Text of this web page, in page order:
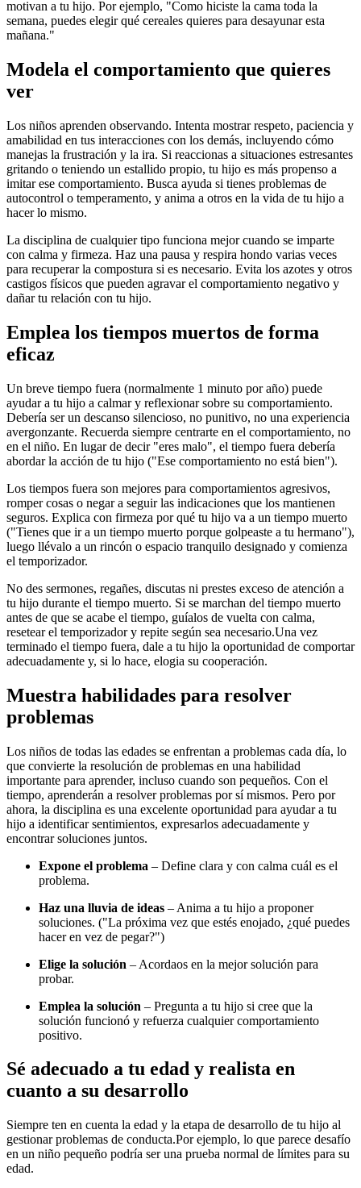
motivan a tu hijo. Por ejemplo, "Como hiciste la cama toda la
semana, puedes elegir qué cereales quieres para desayunar esta
mañana."
Modela el comportamiento que quieres
ver
Los niños aprenden observando. Intenta mostrar respeto, paciencia y
amabilidad en tus interacciones con los demás, incluyendo cómo
manejas la frustración y la ira. Si reaccionas a situaciones estresantes
gritando o teniendo un estallido propio, tu hijo es más propenso a
imitar ese comportamiento. Busca ayuda si tienes problemas de
autocontrol o temperamento, y anima a otros en la vida de tu hijo a
hacer lo mismo.
La disciplina de cualquier tipo funciona mejor cuando se imparte
con calma y firmeza. Haz una pausa y respira hondo varias veces
para recuperar la compostura si es necesario. Evita los azotes y otros
castigos físicos que pueden agravar el comportamiento negativo y
dañar tu relación con tu hijo.
Emplea los tiempos muertos de forma
eficaz
Un breve tiempo fuera (normalmente 1 minuto por año) puede
ayudar a tu hijo a calmar y reflexionar sobre su comportamiento.
Debería ser un descanso silencioso, no punitivo, no una experiencia
avergonzante. Recuerda siempre centrarte en el comportamiento, no
en el niño. En lugar de decir "eres malo", el tiempo fuera debería
abordar la acción de tu hijo ("Ese comportamiento no está bien").
Los tiempos fuera son mejores para comportamientos agresivos,
romper cosas o negar a seguir las indicaciones que los mantienen
seguros. Explica con firmeza por qué tu hijo va a un tiempo muerto
("Tienes que ir a un tiempo muerto porque golpeaste a tu hermano"),
luego llévalo a un rincón o espacio tranquilo designado y comienza
el temporizador.
No des sermones, regañes, discutas ni prestes exceso de atención a
tu hijo durante el tiempo muerto. Si se marchan del tiempo muerto
antes de que se acabe el tiempo, guíalos de vuelta con calma,
resetear el temporizador y repite según sea necesario.Una vez
terminado el tiempo fuera, dale a tu hijo la oportunidad de comportar
adecuadamente y, si lo hace, elogia su cooperación.
Muestra habilidades para resolver
problemas
Los niños de todas las edades se enfrentan a problemas cada día, lo
que convierte la resolución de problemas en una habilidad
importante para aprender, incluso cuando son pequeños. Con el
tiempo, aprenderán a resolver problemas por sí mismos. Pero por
ahora, la disciplina es una excelente oportunidad para ayudar a tu
hijo a identificar sentimientos, expresarlos adecuadamente y
encontrar soluciones juntos.
Expone el problema – Define clara y con calma cuál es el
problema.
Haz una lluvia de ideas – Anima a tu hijo a proponer
soluciones. ("La próxima vez que estés enojado, ¿qué puedes
hacer en vez de pegar?")
Elige la solución – Acordaos en la mejor solución para
probar.
Emplea la solución – Pregunta a tu hijo si cree que la
solución funcionó y refuerza cualquier comportamiento
positivo.
Sé adecuado a tu edad y realista en
cuanto a su desarrollo
Siempre ten en cuenta la edad y la etapa de desarrollo de tu hijo al
gestionar problemas de conducta.Por ejemplo, lo que parece desafío
en un niño pequeño podría ser una prueba normal de límites para su
edad.